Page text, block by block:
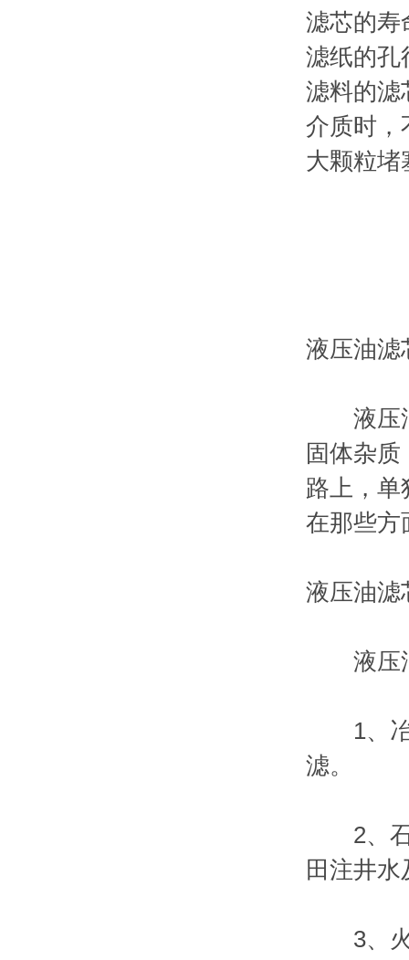
滤芯的寿
滤纸的孔
滤料的滤
介质时，
大颗粒堵
液压油滤
液压油
固体杂
路上，单
在那些方
液压油滤
液压油
1、冶
滤。
2、石
田注井
3、火